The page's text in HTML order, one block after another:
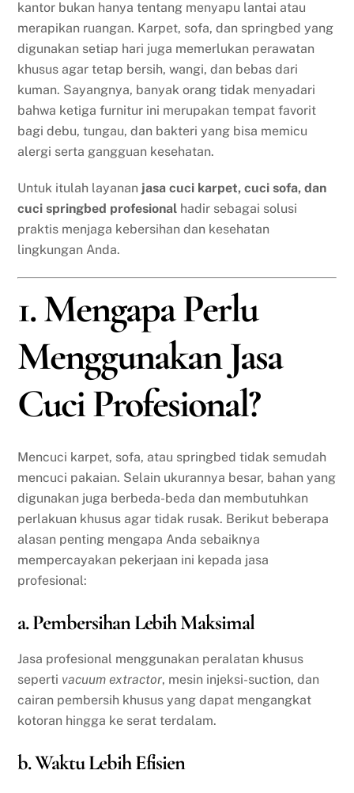
kantor bukan hanya tentang menyapu lantai atau
merapikan ruangan. Karpet, sofa, dan springbed yang
digunakan setiap hari juga memerlukan perawatan
khusus agar tetap bersih, wangi, dan bebas dari
kuman. Sayangnya, banyak orang tidak menyadari
bahwa ketiga furnitur ini merupakan tempat favorit
bagi debu, tungau, dan bakteri yang bisa memicu
alergi serta gangguan kesehatan.
Untuk itulah layanan jasa cuci karpet, cuci sofa, dan
cuci springbed profesional hadir sebagai solusi
praktis menjaga kebersihan dan kesehatan
lingkungan Anda.
1. Mengapa Perlu
Menggunakan Jasa
Cuci Profesional?
Mencuci karpet, sofa, atau springbed tidak semudah
mencuci pakaian. Selain ukurannya besar, bahan yang
digunakan juga berbeda-beda dan membutuhkan
perlakuan khusus agar tidak rusak. Berikut beberapa
alasan penting mengapa Anda sebaiknya
mempercayakan pekerjaan ini kepada jasa
profesional:
a. Pembersihan Lebih Maksimal
Jasa profesional menggunakan peralatan khusus
seperti vacuum extractor, mesin injeksi-suction, dan
cairan pembersih khusus yang dapat mengangkat
kotoran hingga ke serat terdalam.
b. Waktu Lebih Efisien